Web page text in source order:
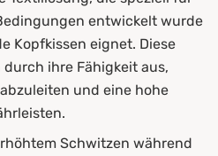
entwickelt wurde
Kopfkissen eignet. Diese
ihre Fähigkeit aus,
und eine hohe
Schwitzen während